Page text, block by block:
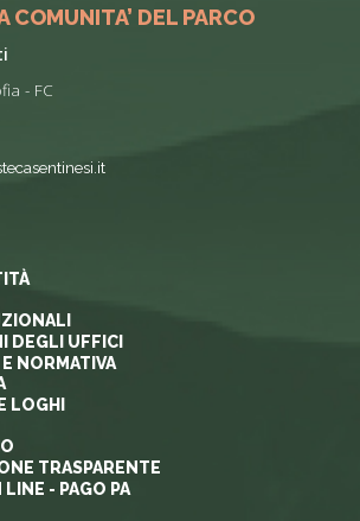
COMUNITA’ DEL PARCO
- FC
DEGLI UFFICI
NORMATIVA
LOGHI
TRASPARENTE
LINE - PAGO PA